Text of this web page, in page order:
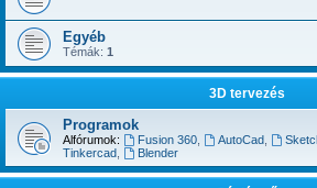
Egyéb
Témák: 1
3D tervezés
Programok
Alfórumok: Fusion 360, AutoCad,
Tinkercad
Blender